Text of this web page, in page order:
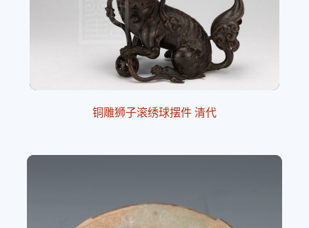
铜雕狮子滚绣球摆件 清代